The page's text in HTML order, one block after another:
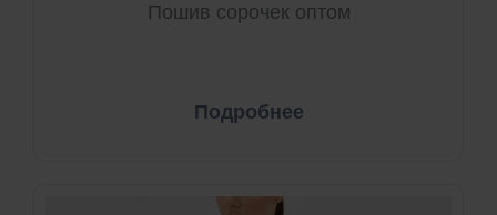
Пошив сорочек оптом
Подробнее